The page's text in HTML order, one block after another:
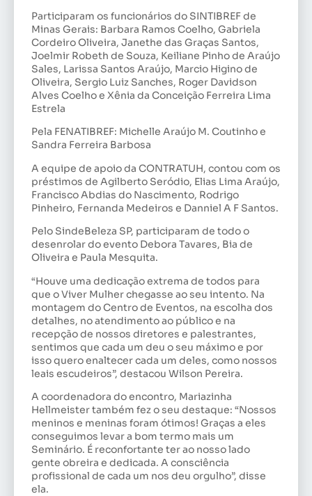
Participaram os funcionários do SINTIBREF de
Minas Gerais: Barbara Ramos Coelho, Gabriela
Cordeiro Oliveira, Janethe das Graças Santos,
Joelmir Robeth de Souza, Keiliane Pinho de Araújo
Sales, Larissa Santos Araújo, Marcio Higino de
Oliveira, Sergio Luiz Sanches, Roger Davidson
Alves Coelho e Xênia da Conceição Ferreira Lima
Estrela
Pela FENATIBREF: Michelle Araújo M. Coutinho e
Sandra Ferreira Barbosa
A equipe de apoio da CONTRATUH, contou com os
préstimos de Agilberto Seródio, Elias Lima Araújo,
Francisco Abdias do Nascimento, Rodrigo
Pinheiro, Fernanda Medeiros e Danniel A F Santos.
Pelo SindeBeleza SP, participaram de todo o
desenrolar do evento Debora Tavares, Bia de
Oliveira e Paula Mesquita.
“Houve uma dedicação extrema de todos para
que o Viver Mulher chegasse ao seu intento. Na
montagem do Centro de Eventos, na escolha dos
detalhes, no atendimento ao público e na
recepção de nossos diretores e palestrantes,
sentimos que cada um deu o seu máximo e por
isso quero enaltecer cada um deles, como nossos
leais escudeiros”, destacou Wilson Pereira.
A coordenadora do encontro, Mariazinha
Hellmeister também fez o seu destaque: “Nossos
meninos e meninas foram ótimos! Graças a eles
conseguimos levar a bom termo mais um
Seminário. É reconfortante ter ao nosso lado
gente obreira e dedicada. A consciência
profissional de cada um nos deu orgulho”, disse
ela.